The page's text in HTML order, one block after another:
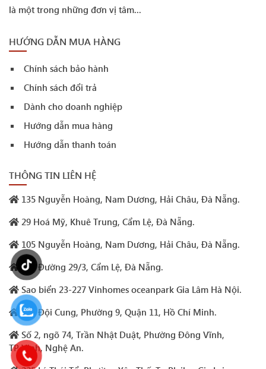
là một trong những đơn vị tâm...
HƯỚNG DẪN MUA HÀNG
Chính sách bảo hành
Chính sách đổi trả
Dành cho doanh nghiệp
Hướng dẫn mua hàng
Hướng dẫn thanh toán
THÔNG TIN LIÊN HỆ
135 Nguyễn Hoàng, Nam Dương, Hải Châu, Đà Nẵng.
29 Hoá Mỹ, Khuê Trung, Cẩm Lệ, Đà Nẵng.
105 Nguyễn Hoàng, Nam Dương, Hải Châu, Đà Nẵng.
293 Đường 29/3, Cẩm Lệ, Đà Nẵng.
Sao biển 23-227 Vinhomes oceanpark Gia Lâm Hà Nội.
132 Đội Cung, Phường 9, Quận 11, Hồ Chí Minh.
Số 2, ngõ 74, Trần Nhật Duật, Phường Đông Vĩnh,
TP.Vinh, Nghệ An.